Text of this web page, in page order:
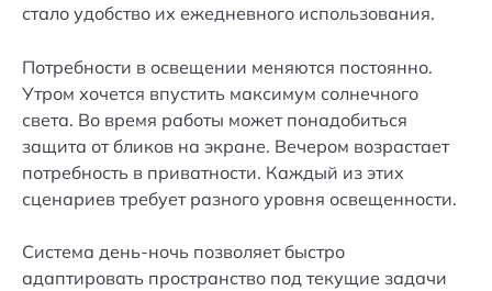
стало удобство их ежедневного использования.
Потребности в освещении меняются постоянно.
Утром хочется впустить максимум солнечного
света. Во время работы может понадобиться
защита от бликов на экране. Вечером возрастает
потребность в приватности. Каждый из этих
сценариев требует разного уровня освещенности.
Система день-ночь позволяет быстро
адаптировать пространство под текущие задачи